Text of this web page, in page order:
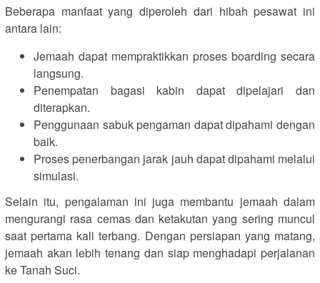
Beberapa manfaat yang diperoleh dari hibah pesawat ini
antara lain:
Jemaah dapat mempraktikkan proses boarding secara
langsung.
Penempatan bagasi kabin dapat dipelajari dan
diterapkan.
Penggunaan sabuk pengaman dapat dipahami dengan
baik.
Proses penerbangan jarak jauh dapat dipahami melalui
simulasi.
Selain itu, pengalaman ini juga membantu jemaah dalam
mengurangi rasa cemas dan ketakutan yang sering muncul
saat pertama kali terbang. Dengan persiapan yang matang,
jemaah akan lebih tenang dan siap menghadapi perjalanan
ke Tanah Suci.